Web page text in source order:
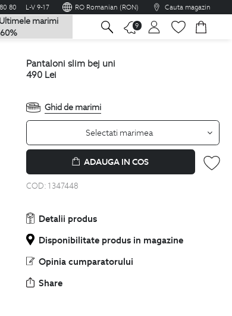
80 L-V 9-17 RO Romanian (RON) Cauta magazin
Ultimele marimi
9
pantaloni slim bej uni
490 Lei
Ghid de marimi
Selectati marimea
ADAUGA IN COS
COD: 1347448
Detalii produs
Disponibilitate produs in magazine
Opinia cumparatorului
Share